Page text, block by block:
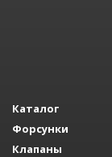
Каталог
Форсунки
Клапаны